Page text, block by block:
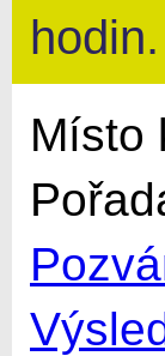
hodin.
Místo